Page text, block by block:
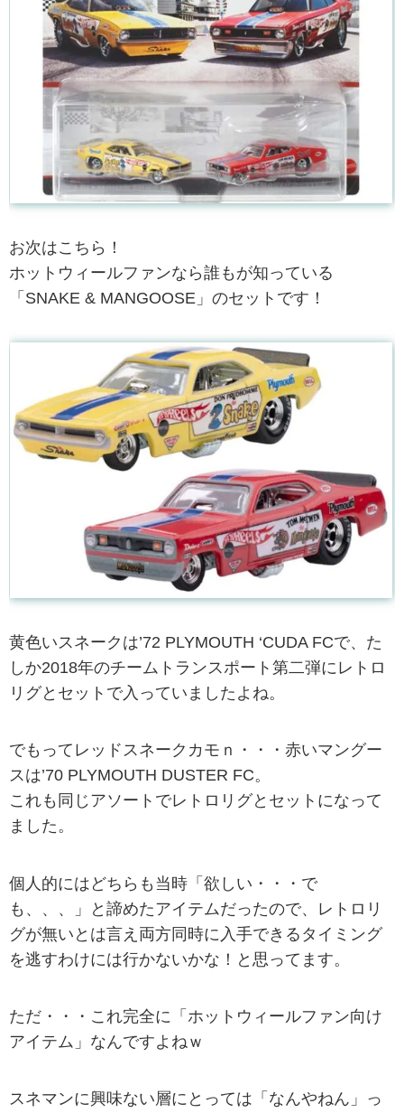
お次はこちら！
ホットウィールファンなら誰もが知っている
「SNAKE & MANGOOSE」のセットです！
黄色いスネークは’72 PLYMOUTH ‘CUDA FCで、た
しか2018年のチームトランスポート第二弾にレトロ
リグとセットで入っていましたよね。
でもってレッドスネークカモｎ・・・赤いマングー
スは’70 PLYMOUTH DUSTER FC。
これも同じアソートでレトロリグとセットになって
ました。
個人的にはどちらも当時「欲しい・・・で
も、、、」と諦めたアイテムだったので、レトロリ
グが無いとは言え両方同時に入手できるタイミング
を逃すわけには行かないかな！と思ってます。
ただ・・・これ完全に「ホットウィールファン向け
アイテム」なんですよねｗ
スネマンに興味ない層にとっては「なんやねん」っ